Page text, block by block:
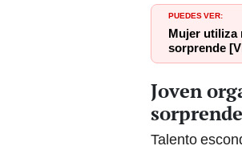
PUEDES VER:
Mujer utiliza
sorprende
Joven
Talento